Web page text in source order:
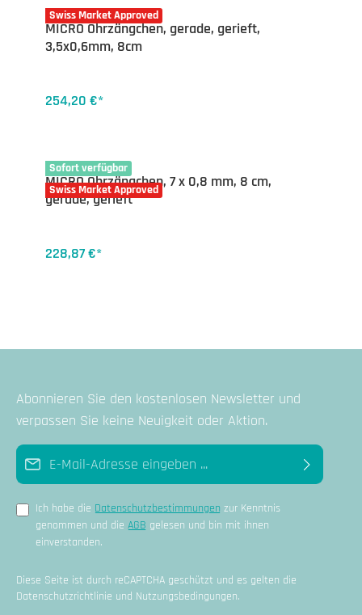
Swiss Market Approved
20-5060.35
MICRO Ohrzängchen, gerade, gerieft,
3,5x0,6mm, 8cm
254,20 €*
Sofort verfügbar
Swiss Market Approved
20-5050.70
MICRO Ohrzängchen, 7 x 0,8 mm, 8 cm,
gerade, gerieft
228,87 €*
Abonnieren Sie den kostenlosen Newsletter und
verpassen Sie keine Neuigkeit oder Aktion.
E-Mail-Adresse*
Ich habe die Datenschutzbestimmungen zur Kenntnis
genommen und die AGB gelesen und bin mit ihnen
einverstanden.
Diese Seite ist durch reCAPTCHA geschützt und es gelten die
Datenschutzrichtlinie und Nutzungsbedingungen.